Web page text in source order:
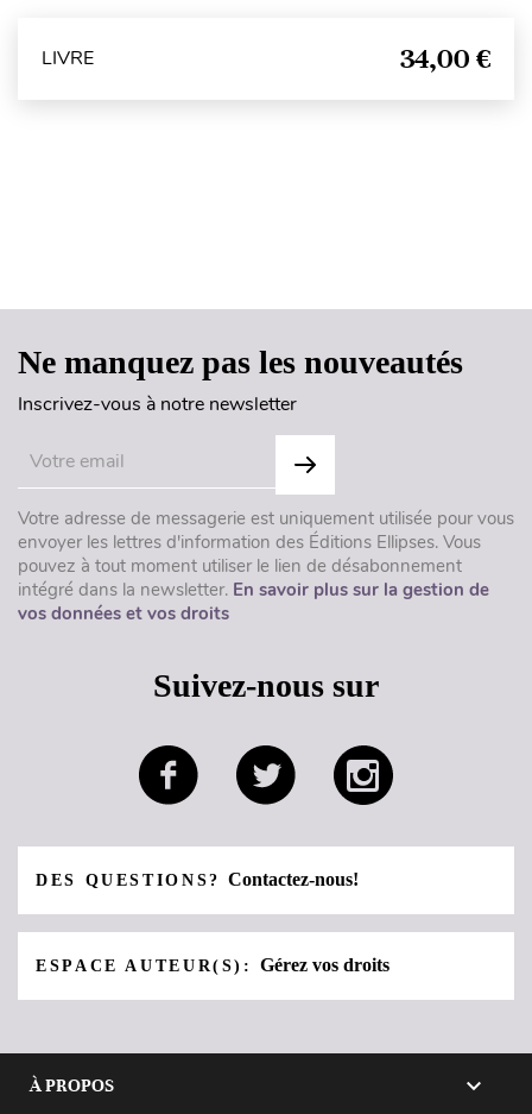
LIVRE 34,00 €
Ne manquez pas les nouveautés
Inscrivez-vous à notre newsletter
Votre adresse de messagerie est uniquement utilisée pour vous
envoyer les lettres d'information des Éditions Ellipses. Vous
pouvez à tout moment utiliser le lien de désabonnement
intégré dans la newsletter. En savoir plus sur la gestion de
vos données et vos droits
Suivez-nous sur
DES QUESTIONS?Contactez-nous!
ESPACE AUTEUR(S):Gérez vos droits
À PROPOS 